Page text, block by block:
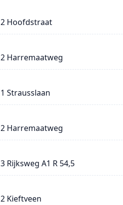
Hoofdstraat
Harremaatweg
Strausslaan
Harremaatweg
Rijksweg A1 R 54,5
Kieftveen